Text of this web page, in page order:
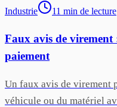
Industrie
11 min de lecture
Faux avis de virement
paiement
Un faux avis de virement
véhicule ou du matériel